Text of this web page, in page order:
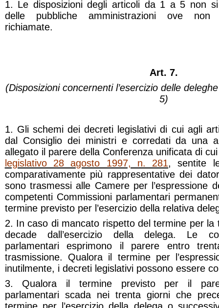
1. Le disposizioni degli articoli da 1 a 5 non
delle pubbliche amministrazioni ove non
richiamate.
Art. 7.
(Disposizioni concernenti l’esercizio delle
5)
1. Gli schemi dei decreti legislativi di cui agli
dal Consiglio dei ministri e corredati da una
allegato il parere della Conferenza unificata di cui
legislativo 28 agosto 1997, n. 281, sentite
comparativamente più rappresentative dei
sono trasmessi alle Camere per l’espressione
competenti Commissioni parlamentari
termine previsto per l’esercizio della relativa
2. In caso di mancato rispetto del termine per la
decade dall’esercizio della delega. Le
parlamentari esprimono il parere entro
trasmissione. Qualora il termine per
inutilmente, i decreti legislativi possono essere
3. Qualora il termine previsto per il
parlamentari scada nei trenta giorni che